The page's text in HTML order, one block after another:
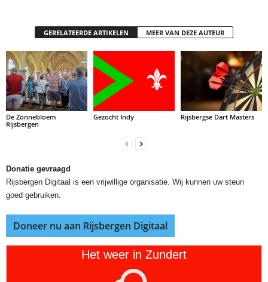
GERELATEERDE ARTIKELEN MEER VAN DEZE AUTEUR
De Zonnebloem
Rijsbergen
Gezocht Indy Rijsbergse Dart Masters
Donatie gevraagd
Rijsbergen Digitaal is een vrijwillige organisatie. Wij kunnen uw steun
goed gebruiken.
Doneer nu aan Rijsbergen Digitaal
Het weer in Zundert